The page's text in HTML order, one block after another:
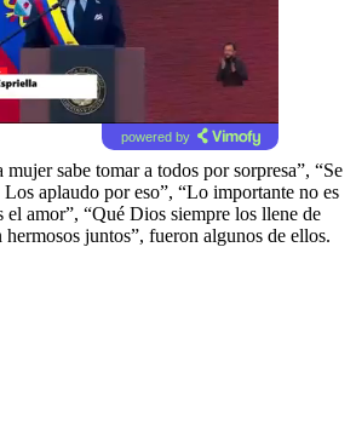
powered by
sabe tomar a todos por sorpresa”, “Se
aplaudo por eso”, “Lo importante no es
el amor”, “Qué Dios siempre los llene de
juntos”, fueron algunos de ellos.